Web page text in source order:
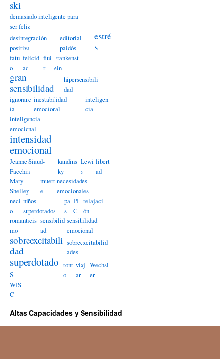
ski
demasiado inteligente para
ser feliz
desintegración
positiva
editorial
paidós
estré
s
fatu
o
felicid
ad
flui
r
Frankenst
ein
gran
sensibilidad
hipersensibili
dad
ignoranc
ia
inestabilidad
emocional
inteligen
cia
inteligencia
emocional
intensidad
emocional
Jeanne Siaud-
Facchin
kandins
ky
Lewi
s
libert
ad
Mary
Shelley
muert
e
necesidades
emocionales
neci
o
niños
superdotados
pa
s
PI
C
relajaci
ón
romanticis
mo
sensibilid
ad
sensibilidad
emocional
sobreexcitabili
dad
sobreexcitabilid
ades
superdotado
s
tont
o
viaj
ar
Wechsl
er
WIS
C
Altas Capacidades y Sensibilidad